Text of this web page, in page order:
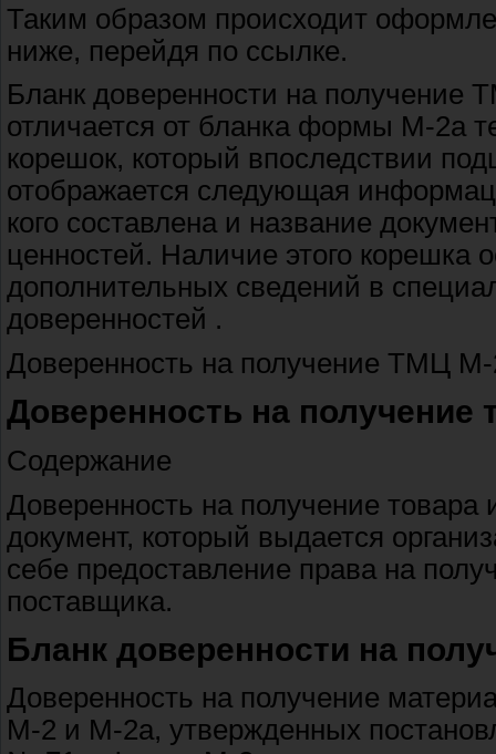
Таким образом происходит
ниже, перейдя по ссылке.
Бланк доверенности на
отличается от бланка формы М-2а
корешок, который впоследствии
отображается следующая
кого составлена и название
ценностей. Наличие этого корешка
дополнительных сведений в
доверенностей .
Доверенность на получение ТМЦ М-
Доверенность на получение
Содержание
Доверенность на получение
документ, который выдается
себе предоставление права на
поставщика.
Бланк доверенности на
Доверенность на получение
М-2 и М-2а, утвержденных